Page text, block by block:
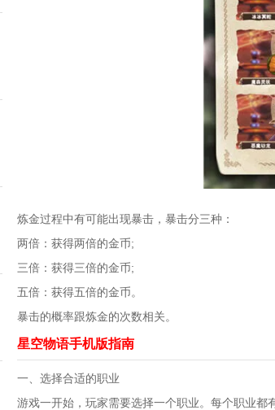
炼金过程中有可能出现暴击，暴击分三种：
两倍：获得两倍的金币;
三倍：获得三倍的金币;
五倍：获得五倍的金币。
暴击的概率跟炼金的次数相关。
星空物语手机版指南
一、选择合适的职业
游戏一开始，玩家需要选择一个职业。每个职业都